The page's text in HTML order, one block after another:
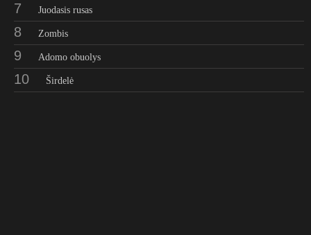
7 Juodasis rusas
8 Zombis
9 Adomo obuolys
10 Širdelė